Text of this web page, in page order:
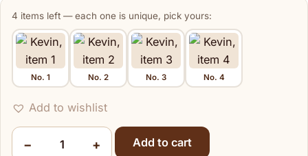
4 items left — each one is unique, pick yours:
No. 1 No. 2 No. 3 No. 4
Add to wishlist
−
Kevin quantity + Add to cart